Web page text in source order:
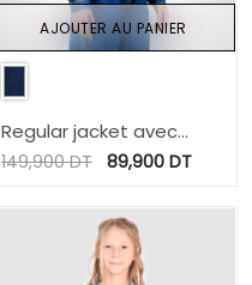
Regular jacket avec
épaules denudées en
papillons sur poches
149,900DT 89,900 DT
AJOUTER AU PANIER